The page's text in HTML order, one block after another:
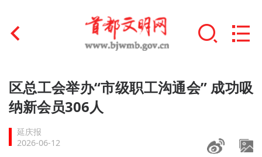
首页
文明创建
文明实践
区总工会举办“市级职工沟通会” 成功吸
纳新会员306人
延庆报
2026-06-12